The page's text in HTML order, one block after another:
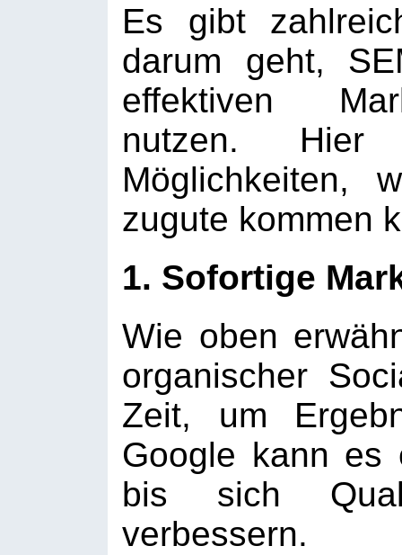
Es gibt
darum geht,
effektiven
nutzen.
Möglichkeiten,
zugute kommen
1. Sofortige
Wie oben
organischer
Zeit, um
Google kann es
bis sich
verbessern.